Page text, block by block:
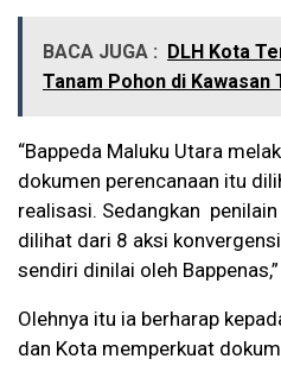
BACA JUGA :
DLH Kota
Tanam Pohon di Kawasan
“Bappeda Maluku Utara
dokumen perencanaan itu
realisasi. Sedangkan
dilihat dari 8 aksi
sendiri dinilai oleh
Olehnya itu ia berharap
dan Kota memperkuat